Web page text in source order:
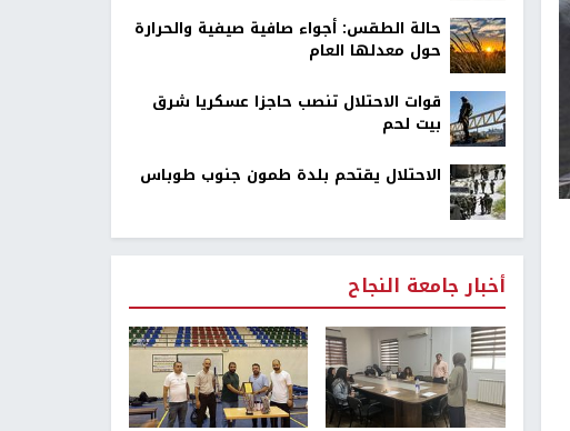
حالة الطقس: أجواء صافية صيفية والحرارة
حول معدلها العام
قوات الاحتلال تنصب حاجزا عسكريا شرق
بيت لحم
الاحتلال يقتحم بلدة طمون جنوب طوباس
أخبار جامعة النجاح